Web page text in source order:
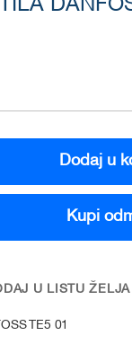
Dodaj u
Kupi
U LISTU ŽELJA
TE5 01